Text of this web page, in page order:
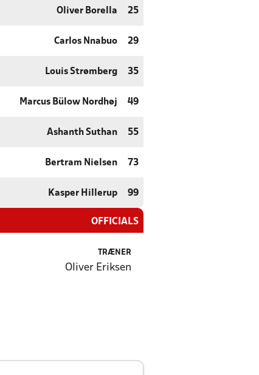
Oliver Borella 25
Carlos Nnabuo 29
Louis Strømberg 35
Marcus Bülow Nordhøj 49
Ashanth Suthan 55
Bertram Nielsen 73
Kasper Hillerup 99
OFFICIALS
TRÆNER
Oliver Eriksen